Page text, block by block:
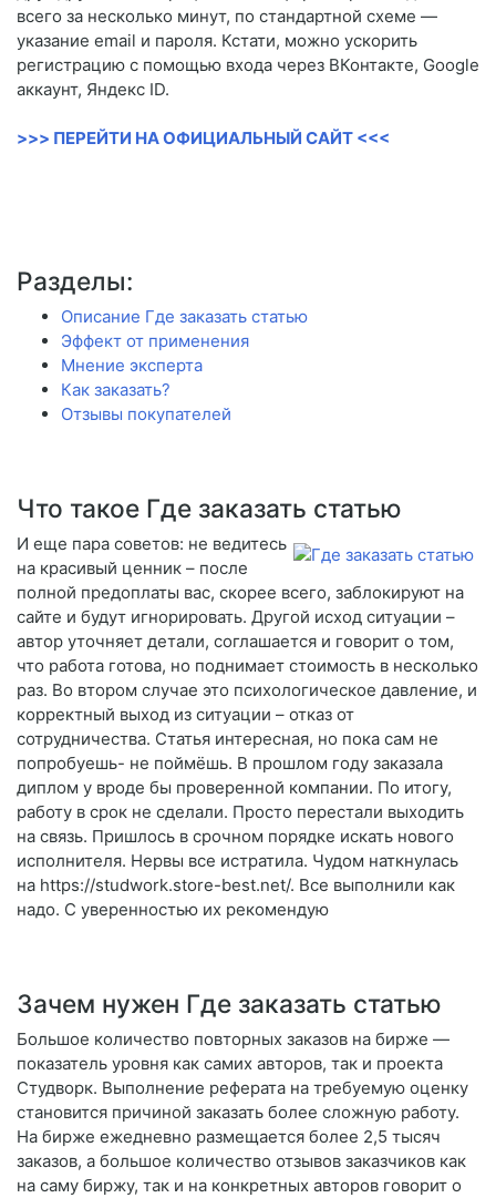
всего за несколько минут, по стандартной схеме —
указание email и пароля. Кстати, можно ускорить
регистрацию с помощью входа через ВКонтакте, Google
аккаунт, Яндекс ID.
>>> ПЕРЕЙТИ НА ОФИЦИАЛЬНЫЙ САЙТ <<<
Разделы:
Описание Где заказать статью
Эффект от применения
Мнение эксперта
Как заказать?
Отзывы покупателей
Что такое Где заказать статью
И еще пара советов: не ведитесь
на красивый ценник – после
полной предоплаты вас, скорее всего, заблокируют на
сайте и будут игнорировать. Другой исход ситуации –
автор уточняет детали, соглашается и говорит о том,
что работа готова, но поднимает стоимость в несколько
раз. Во втором случае это психологическое давление, и
корректный выход из ситуации – отказ от
сотрудничества. Статья интересная, но пока сам не
попробуешь- не поймёшь. В прошлом году заказала
диплом у вроде бы проверенной компании. По итогу,
работу в срок не сделали. Просто перестали выходить
на связь. Пришлось в срочном порядке искать нового
исполнителя. Нервы все истратила. Чудом наткнулась
на https://studwork.store-best.net/. Все выполнили как
надо. С уверенностью их рекомендую
Зачем нужен Где заказать статью
Большое количество повторных заказов на бирже —
показатель уровня как самих авторов, так и проекта
Студворк. Выполнение реферата на требуемую оценку
становится причиной заказать более сложную работу.
На бирже ежедневно размещается более 2,5 тысяч
заказов, а большое количество отзывов заказчиков как
на саму биржу, так и на конкретных авторов говорит о